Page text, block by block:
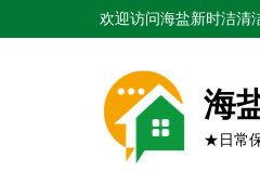
欢迎访问海盐新时洁清
海
★日常